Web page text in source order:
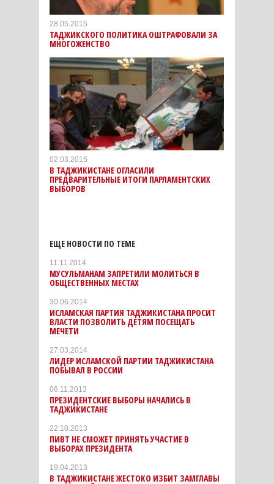
28.05.2015
ТАДЖИКСКОГО ПОЛИТИКА ОШТРАФОВАЛИ ЗА
МНОГОЖЕНСТВО
02.03.2015
В ТАДЖИКИСТАНЕ ОГЛАСИЛИ
ПРЕДВАРИТЕЛЬНЫЕ ИТОГИ ПАРЛАМЕНТСКИХ
ВЫБОРОВ
ЕЩЕ НОВОСТИ ПО ТЕМЕ
11.11.2014
МУСУЛЬМАНАМ ЗАПРЕТИЛИ МОЛИТЬСЯ В
ОБЩЕСТВЕННЫХ МЕСТАХ
30.06.2014
ИСЛАМСКАЯ ПАРТИЯ ТАДЖИКИСТАНА ПРОСИТ
ВЛАСТИ ПОЗВОЛИТЬ ДЕТЯМ ПОСЕЩАТЬ
МЕЧЕТИ
27.03.2014
ЛИДЕР ИСЛАМСКОЙ ПАРТИИ ТАДЖИКИСТАНА
ПОБЫВАЛ В РОССИИ
06.11.2013
ПРЕЗИДЕНТСКИЕ ВЫБОРЫ НАЧАЛИСЬ В
ТАДЖИКИСТАНЕ
22.10.2013
ПИВТ НЕ СМОЖЕТ ПРИНЯТЬ УЧАСТИЕ В
ВЫБОРАХ ПРЕЗИДЕНТА
19.04.2013
В ТАДЖИКИСТАНЕ ЖЕСТОКО ИЗБИТ ЗАМГЛАВЫ